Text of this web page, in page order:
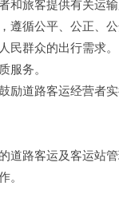
旅客提供有关运输
循公平、公正、
民群众的出行需求。
务。
道路客运经营者
路客运及客运站管
。